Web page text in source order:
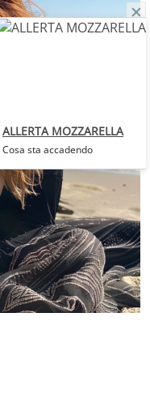
ALLERTA MOZZARELLA
Cosa sta accadendo